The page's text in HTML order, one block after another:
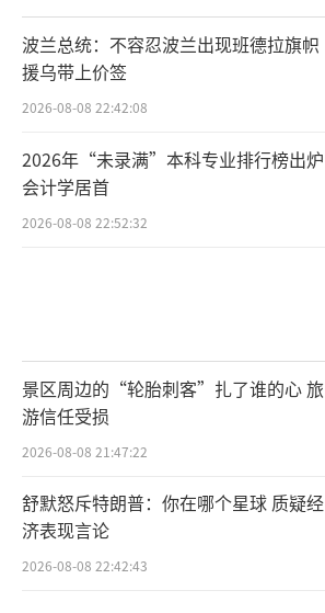
波兰总统：不容忍波兰出现班德拉旗帜
援乌带上价签
2026-08-08 22:42:08
2026年“未录满”本科专业排行榜出炉
会计学居首
2026-08-08 22:52:32
景区周边的“轮胎刺客”扎了谁的心 旅
游信任受损
2026-08-08 21:47:22
舒默怒斥特朗普：你在哪个星球 质疑经
济表现言论
2026-08-08 22:42:43